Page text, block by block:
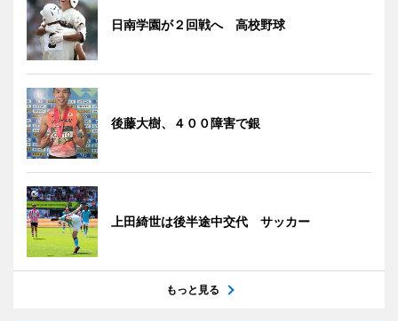
日南学園が２回戦へ 高校野球
後藤大樹、４００障害で銀
上田綺世は後半途中交代 サッカー
もっと見る